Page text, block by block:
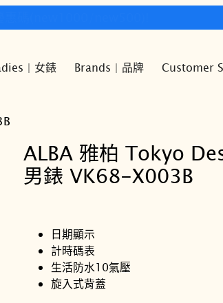
| 女錶 Brands | 品牌 Customer
ALBA 雅柏 Tokyo
男錶 VK68-X003B
日期顯示
計時碼表
生活防水10氣壓
旋入式背蓋